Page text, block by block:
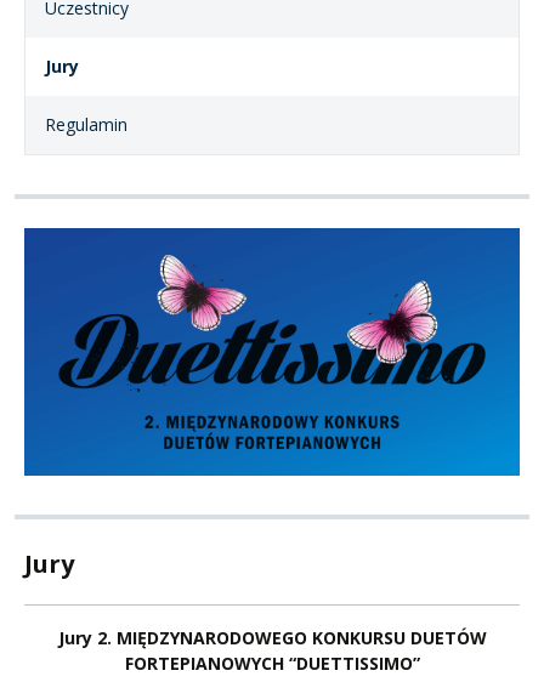
Uczestnicy
Jury
Regulamin
Jury
Jury 2. MIĘDZYNARODOWEGO KONKURSU DUETÓW
FORTEPIANOWYCH “DUETTISSIMO”